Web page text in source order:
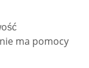
ma pomocy